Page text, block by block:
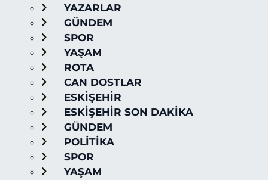
YAZARLAR
GÜNDEM
SPOR
YAŞAM
ROTA
CAN DOSTLAR
ESKİŞEHİR
ESKİŞEHİR SON DAKİKA
GÜNDEM
POLİTİKA
SPOR
YAŞAM